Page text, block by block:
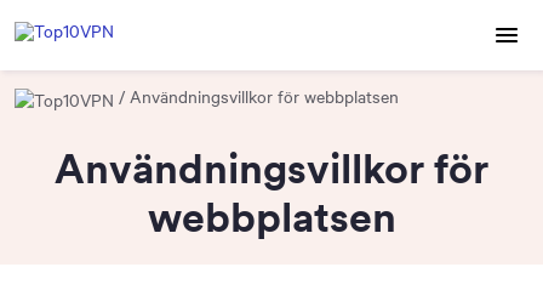
Användningsvillkor för webbplatsen
Användningsvillkor för
webbplatsen